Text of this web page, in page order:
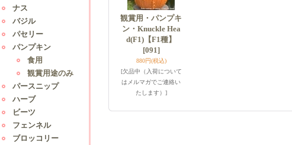
ナス
バジル
パセリー
パンプキン
食用
観賞用途のみ
パースニップ
ハーブ
ビーツ
フェンネル
ブロッコリー
観賞用・パンプキ
ン・Knuckle Hea
d(F1)【F1種】
[091]
880円(税込)
[欠品中（入荷について
はメルマガでご連絡い
たします）]